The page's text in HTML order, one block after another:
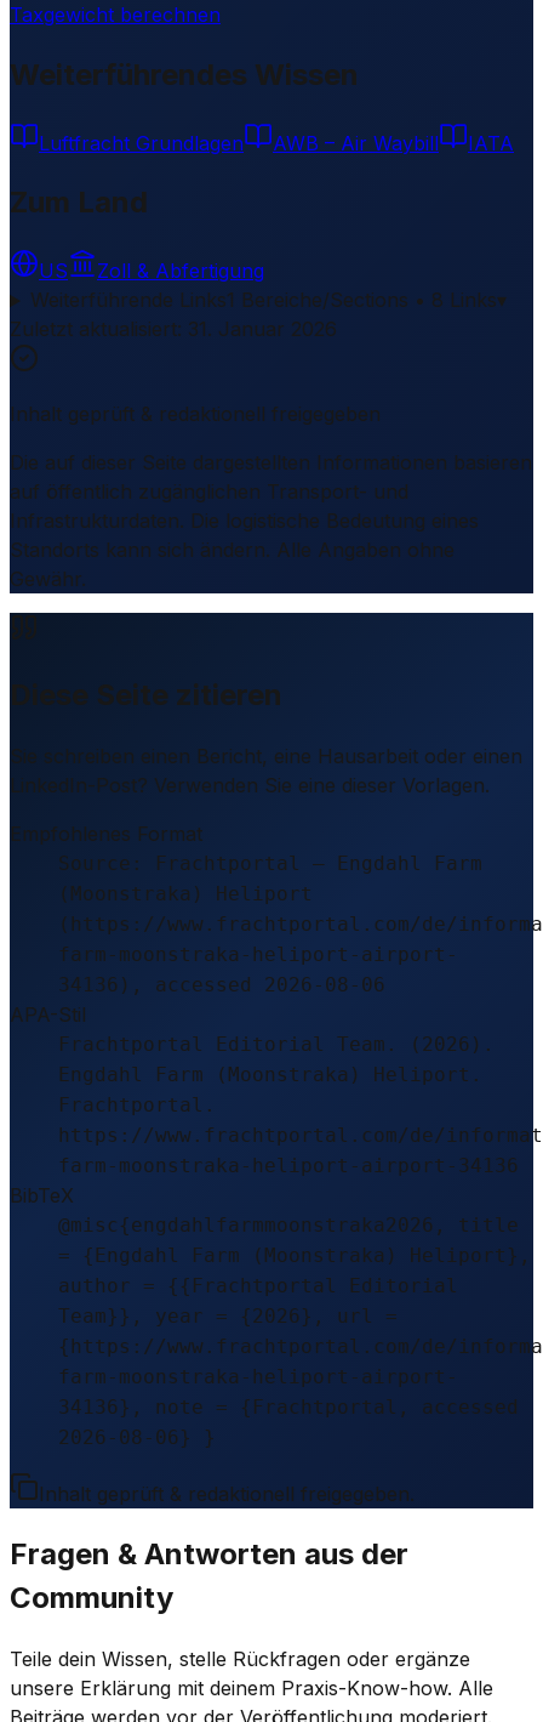
Taxgewicht berechnen
Weiterführendes Wissen
Luftfracht Grundlagen AWB – Air Waybill IATA
Zum Land
US
Zoll & Abfertigung
Weiterführende Links1 Bereiche/Sections • 8 Links▾
Zuletzt aktualisiert: 31. Januar 2026
Inhalt geprüft & redaktionell freigegeben
Die auf dieser Seite dargestellten Informationen basieren
auf öffentlich zugänglichen Transport- und
Infrastrukturdaten. Die logistische Bedeutung eines
Standorts kann sich ändern. Alle Angaben ohne
Gewähr.
Diese Seite zitieren
Sie schreiben einen Bericht, eine Hausarbeit oder einen
LinkedIn-Post? Verwenden Sie eine dieser Vorlagen.
Empfohlenes Format
Source: Frachtportal – Engdahl Farm
(Moonstraka) Heliport
(https://www.frachtportal.com/de/
farm-moonstraka-heliport-airport-
34136), accessed 2026-08-06
APA-Stil
Frachtportal Editorial Team. (2026).
Engdahl Farm (Moonstraka) Heliport.
Frachtportal.
https://www.frachtportal.com/de/
farm-moonstraka-heliport-airport-34136
BibTeX
@misc{engdahlfarmmoonstraka2026, title
= {Engdahl Farm (Moonstraka) Heliport},
author = {{Frachtportal Editorial
Team}}, year = {2026}, url =
{https://www.frachtportal.com/de/
farm-moonstraka-heliport-airport-
34136}, note = {Frachtportal, accessed
2026-08-06} }
Inhalt geprüft & redaktionell freigegeben.
Fragen & Antworten aus der
Community
Teile dein Wissen, stelle Rückfragen oder ergänze
unsere Erklärung mit deinem Praxis-Know-how. Alle
Beiträge werden vor der Veröffentlichung moderiert.